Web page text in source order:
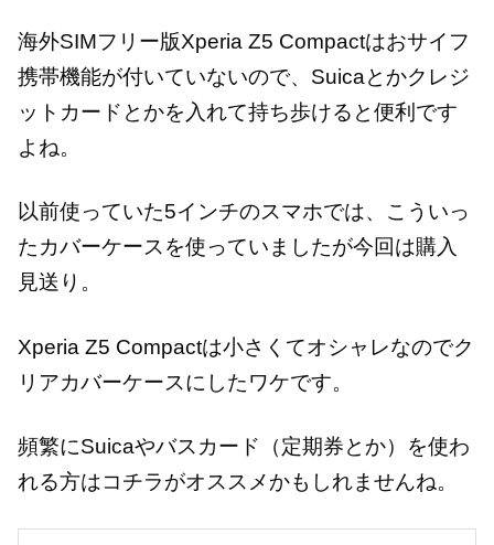
海外SIMフリー版Xperia Z5 Compactはおサイフ
携帯機能が付いていないので、Suicaとかクレジ
ットカードとかを入れて持ち歩けると便利です
よね。
以前使っていた5インチのスマホでは、こういっ
たカバーケースを使っていましたが今回は購入
見送り。
Xperia Z5 Compactは小さくてオシャレなのでク
リアカバーケースにしたワケです。
頻繁にSuicaやバスカード（定期券とか）を使わ
れる方はコチラがオススメかもしれませんね。